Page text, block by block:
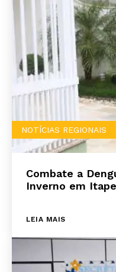
NOTÍCIAS REGIONAIS
Combate a
Inverno em
LEIA MAIS